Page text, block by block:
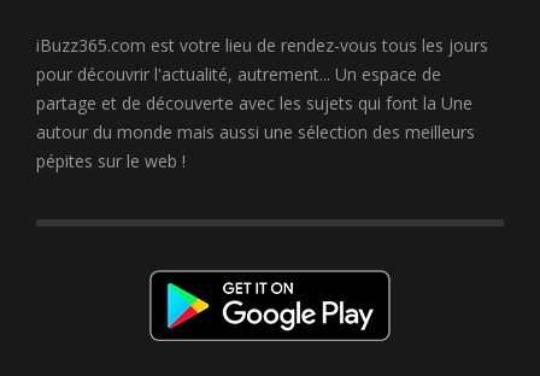
iBuzz365.com est votre lieu de rendez-vous tous les jours
pour découvrir l'actualité, autrement... Un espace de
partage et de découverte avec les sujets qui font la Une
autour du monde mais aussi une sélection des meilleurs
pépites sur le web !